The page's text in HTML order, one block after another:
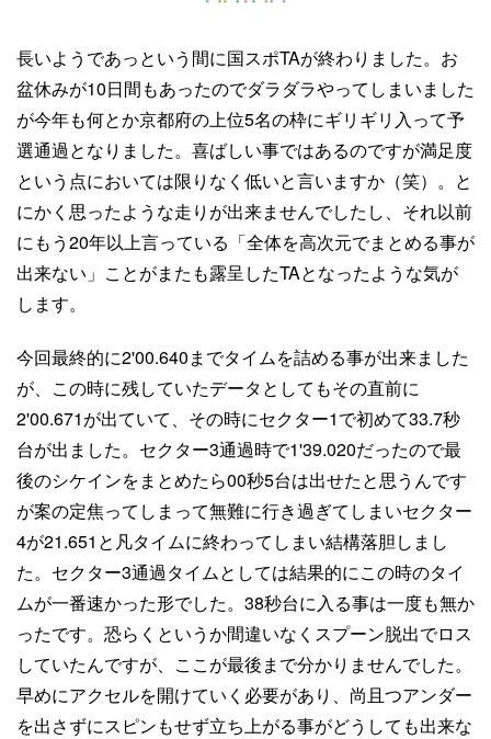
長いようであっという間に国スポTAが終わりました。お
盆休みが10日間もあったのでダラダラやってしまいました
が今年も何とか京都府の上位5名の枠にギリギリ入って予
選通過となりました。喜ばしい事ではあるのですが満足度
という点においては限りなく低いと言いますか（笑）。と
にかく思ったような走りが出来ませんでしたし、それ以前
にもう20年以上言っている「全体を高次元でまとめる事が
出来ない」ことがまたも露呈したTAとなったような気が
します。
今回最終的に2'00.640までタイムを詰める事が出来ました
が、この時に残していたデータとしてもその直前に
2'00.671が出ていて、その時にセクター1で初めて33.7秒
台が出ました。セクター3通過時で1'39.020だったので最
後のシケインをまとめたら00秒5台は出せたと思うんです
が案の定焦ってしまって無難に行き過ぎてしまいセクター
4が21.651と凡タイムに終わってしまい結構落胆しまし
た。セクター3通過タイムとしては結果的にこの時のタイ
ムが一番速かった形でした。38秒台に入る事は一度も無か
ったです。恐らくというか間違いなくスプーン脱出でロス
していたんですが、ここが最後まで分かりませんでした。
早めにアクセルを開けていく必要があり、尚且つアンダー
を出さずにスピンもせず立ち上がる事がどうしても出来な